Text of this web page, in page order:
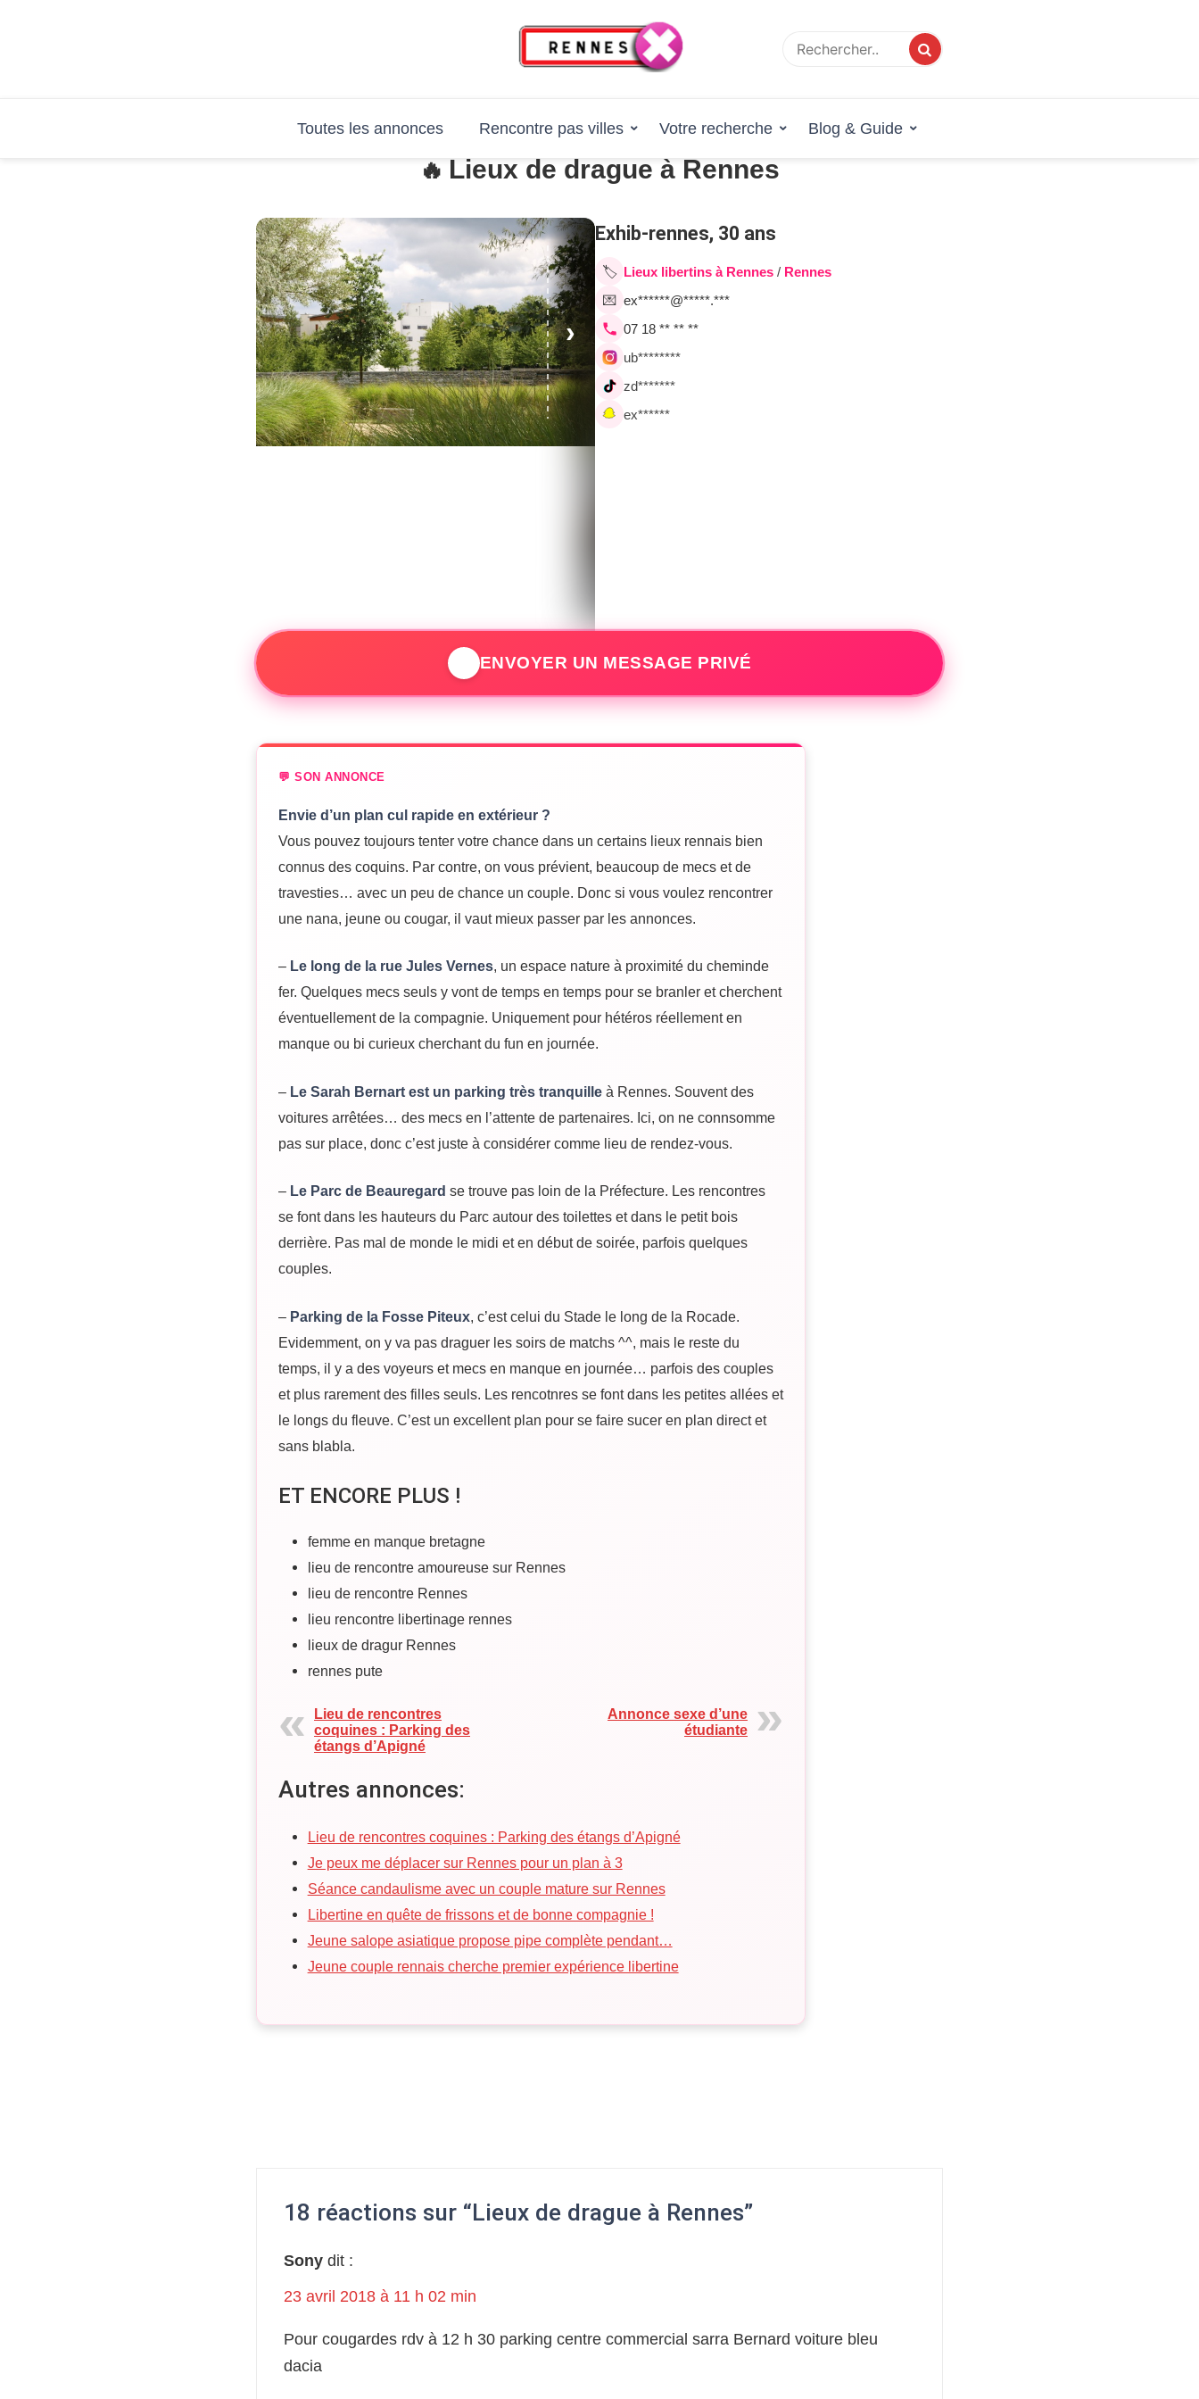
Plan cul 😛 Rennes
Toutes les annonces
Rencontre pas villes Votre recherche Blog & Guide
🔥 Lieux de drague à Rennes
›
‹
Exhib-rennes, 30 ans
🏷️ Lieux libertins à Rennes / Rennes
💌 ex******@*****.***
07 18 ** ** **
ub********
zd*******
ex******
ENVOYER UN MESSAGE PRIVÉ
💬 SON ANNONCE
Envie d’un plan cul rapide en extérieur ?
Vous pouvez toujours tenter votre chance dans un certains lieux rennais bien
connus des coquins. Par contre, on vous prévient, beaucoup de mecs et de
travesties… avec un peu de chance un couple. Donc si vous voulez rencontrer
une nana, jeune ou cougar, il vaut mieux passer par les annonces.
– Le long de la rue Jules Vernes, un espace nature à proximité du cheminde
fer. Quelques mecs seuls y vont de temps en temps pour se branler et cherchent
éventuellement de la compagnie. Uniquement pour hétéros réellement en
manque ou bi curieux cherchant du fun en journée.
– Le Sarah Bernart est un parking très tranquille à Rennes. Souvent des
voitures arrêtées… des mecs en l’attente de partenaires. Ici, on ne connsomme
pas sur place, donc c’est juste à considérer comme lieu de rendez-vous.
– Le Parc de Beauregard se trouve pas loin de la Préfecture. Les rencontres
se font dans les hauteurs du Parc autour des toilettes et dans le petit bois
derrière. Pas mal de monde le midi et en début de soirée, parfois quelques
couples.
– Parking de la Fosse Piteux, c’est celui du Stade le long de la Rocade.
Evidemment, on y va pas draguer les soirs de matchs ^^, mais le reste du
temps, il y a des voyeurs et mecs en manque en journée… parfois des couples
et plus rarement des filles seuls. Les rencotnres se font dans les petites allées et
le longs du fleuve. C’est un excellent plan pour se faire sucer en plan direct et
sans blabla.
ET ENCORE PLUS !
femme en manque bretagne
lieu de rencontre amoureuse sur Rennes
lieu de rencontre Rennes
lieu rencontre libertinage rennes
lieux de dragur Rennes
rennes pute
Lieu de rencontres
coquines : Parking des
étangs d’Apigné
Annonce sexe d’une
étudiante
Autres annonces:
Lieu de rencontres coquines : Parking des étangs d’Apigné
Je peux me déplacer sur Rennes pour un plan à 3
Séance candaulisme avec un couple mature sur Rennes
Libertine en quête de frissons et de bonne compagnie !
Jeune salope asiatique propose pipe complète pendant…
Jeune couple rennais cherche premier expérience libertine
18 réactions sur “Lieux de drague à Rennes”
Sony dit :
23 avril 2018 à 11 h 02 min
Pour cougardes rdv à 12 h 30 parking centre commercial sarra Bernard voiture bleu
dacia